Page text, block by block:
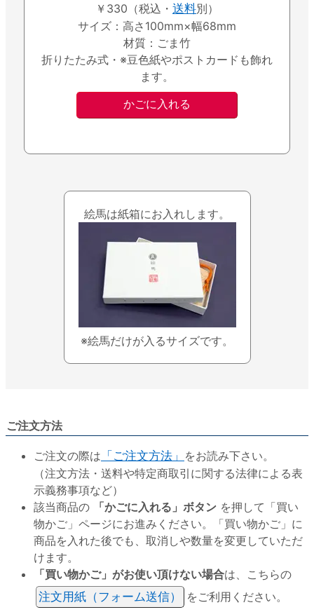
￥330（税込・ 送料別）
サイズ：高さ100mm×幅68mm
材質：ごま竹
折りたたみ式・※豆色紙やポストカードも飾れ
ます。
絵馬は紙箱にお入れします。
※絵馬だけが入るサイズです。
ご注文方法
ご注文の際は 「ご注文方法」 をお読み下さい。
（注文方法・送料や特定商取引に関する法律による表
示義務事項など）
該当商品の
「かごに入れる」ボタン を押して「買い
物かご」ページにお進みください。「買い物かご」に
商品を入れた後でも、取消しや数量を変更していただ
けます。
「買い物かご」がお使い頂けない場合は、こちらの
注文用紙（フォーム送信）
をご利用ください。